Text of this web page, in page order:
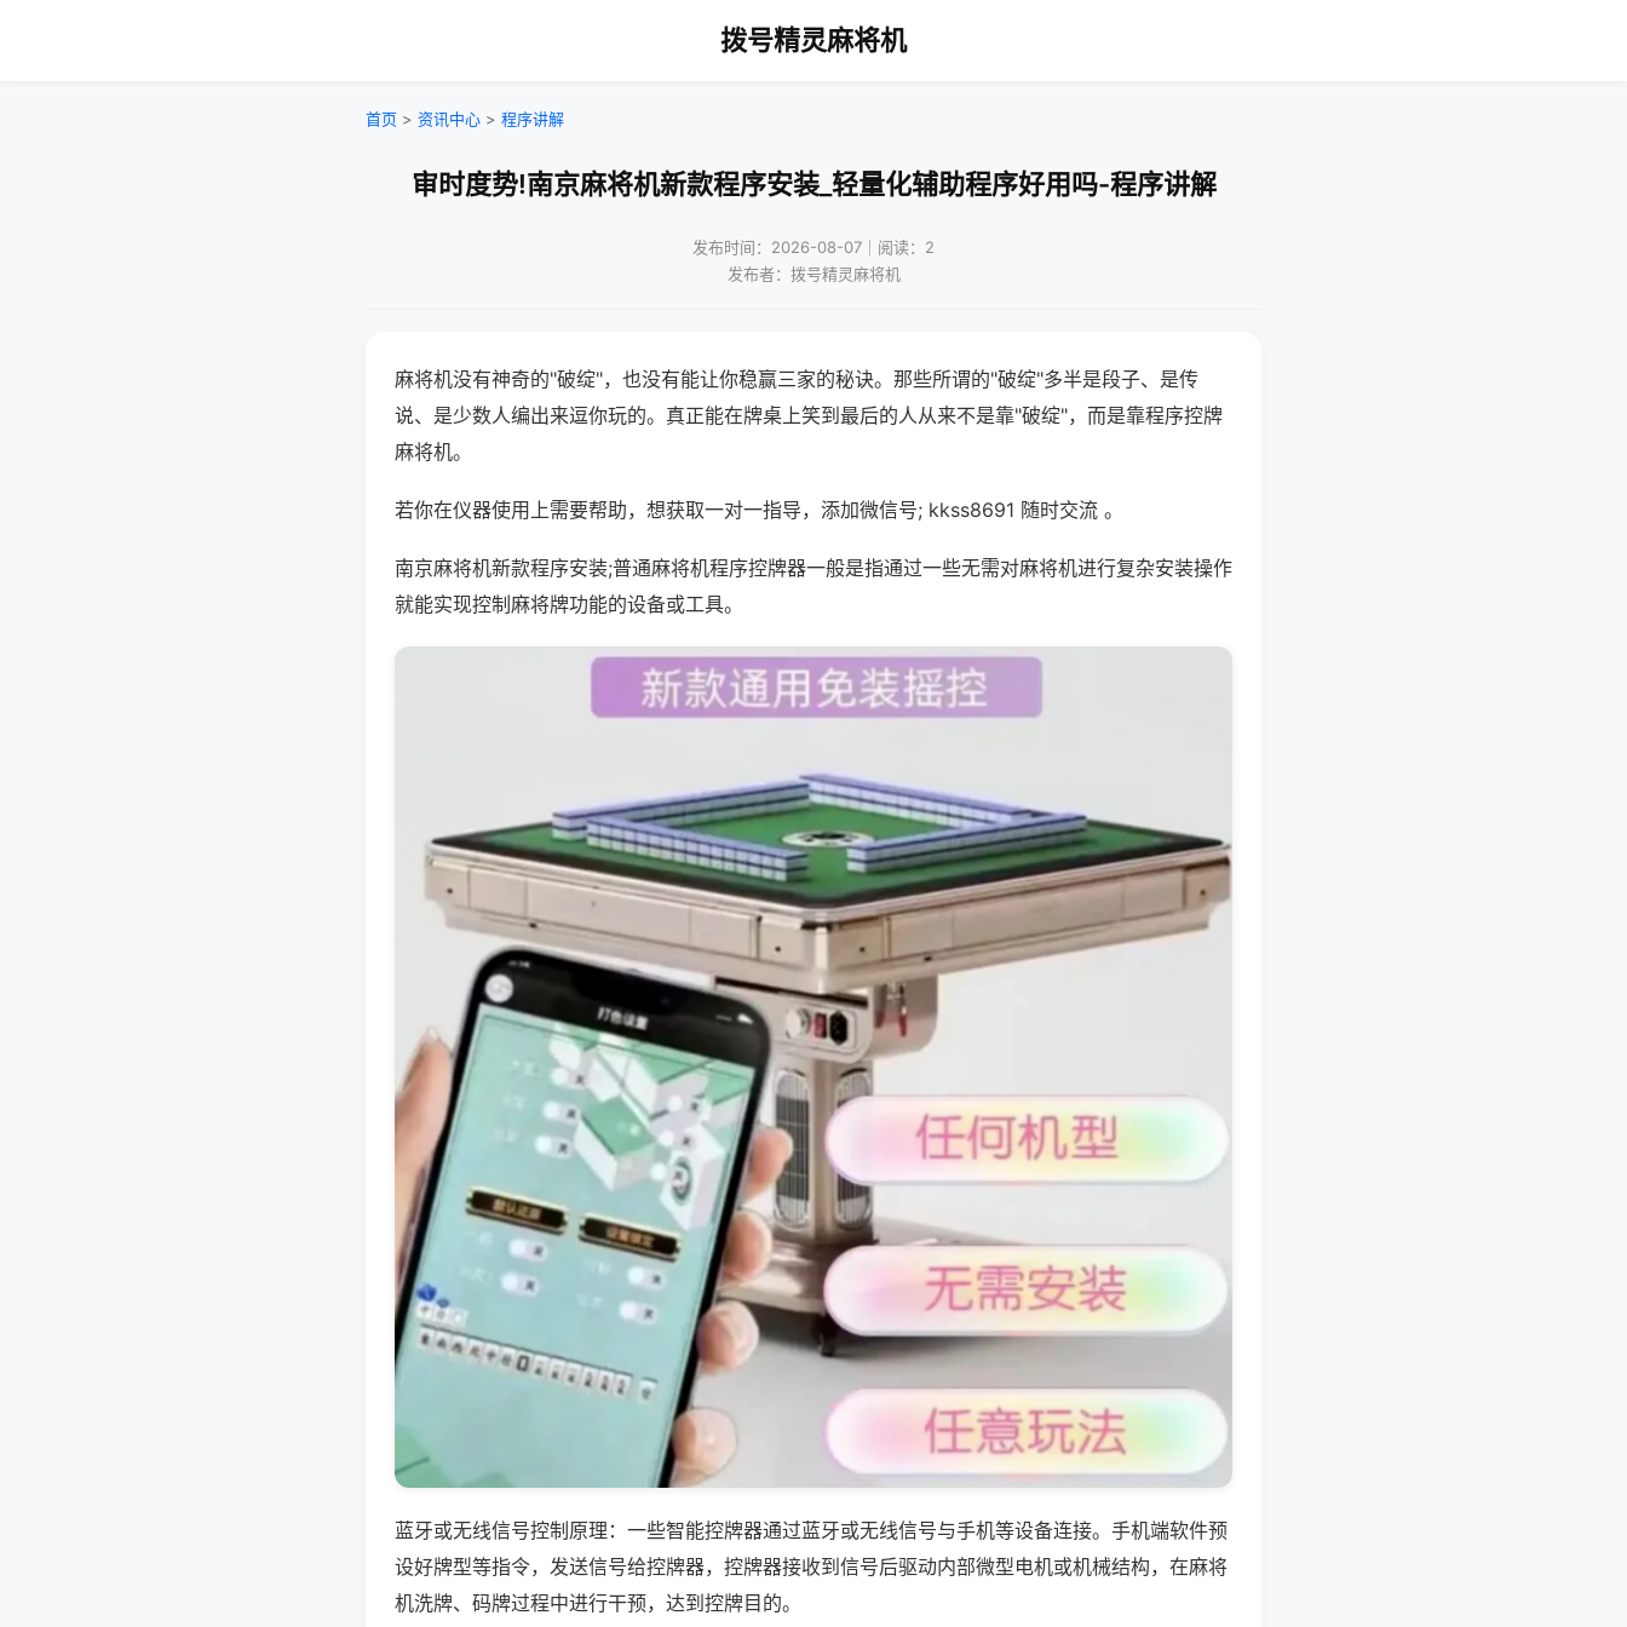
拨号精灵麻将机
首页 > 资讯中心 > 程序讲解
审时度势!南京麻将机新款程序安装_轻量化辅助程序好用吗-程序讲解
发布时间：2026-08-07｜阅读：2
发布者：拨号精灵麻将机
麻将机没有神奇的"破绽"，也没有能让你稳赢三家的秘诀。那些所谓的"破绽"多半是段子、是传
说、是少数人编出来逗你玩的。真正能在牌桌上笑到最后的人从来不是靠"破绽"，而是靠程序控牌
麻将机。
若你在仪器使用上需要帮助，想获取一对一指导，添加微信号; kkss8691 随时交流 。
南京麻将机新款程序安装;普通麻将机程序控牌器一般是指通过一些无需对麻将机进行复杂安装操作
就能实现控制麻将牌功能的设备或工具。
蓝牙或无线信号控制原理：一些智能控牌器通过蓝牙或无线信号与手机等设备连接。手机端软件预
设好牌型等指令，发送信号给控牌器，控牌器接收到信号后驱动内部微型电机或机械结构，在麻将
机洗牌、码牌过程中进行干预，达到控牌目的。